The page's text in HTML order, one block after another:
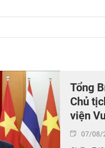
Tổng
Chủ
viện
07/08/